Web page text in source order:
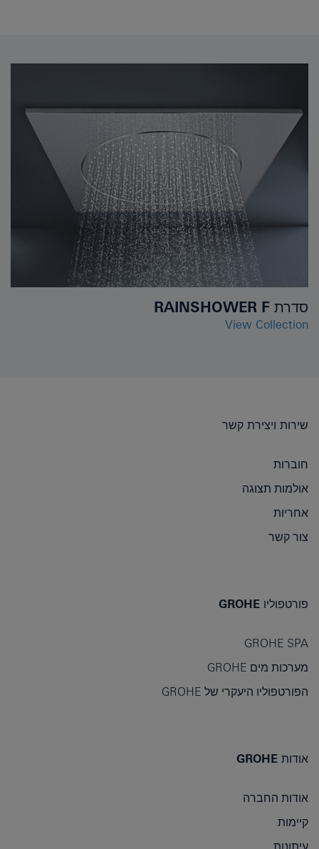
סדרת RAINSHOWER F
View Collection
שירות ויצירת קשר
חוברות
אולמות תצוגה
אחריות
צור קשר
פורטפוליו GROHE
GROHE SPA
מערכות מים GROHE
הפורטפוליו היעקרי של GROHE
אודות GROHE
אודות החברה
קיימות
עיתונות